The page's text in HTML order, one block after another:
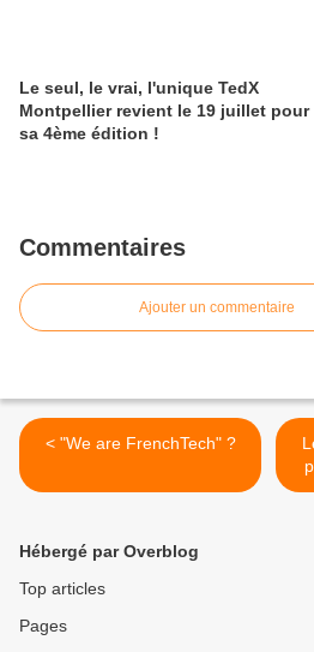
Le seul, le vrai, l'unique TedX
Montpellier revient le 19 juillet pour
sa 4ème édition !
Commentaires
Ajouter un commentaire
< "We are FrenchTech" ?
Hébergé par Overblog
Top articles
Pages